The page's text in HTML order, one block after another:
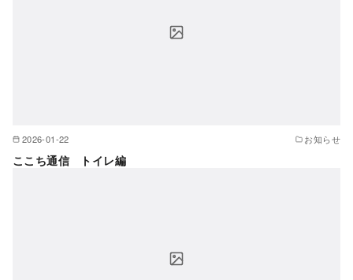
2026-01-22 お知らせ
ここち通信 トイレ編